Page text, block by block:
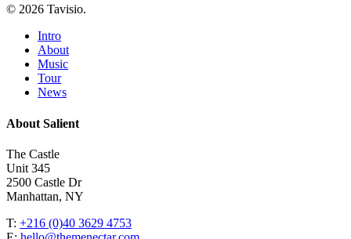
© 2026 Tavisio.
Close
Menu
Intro
About
Music
Tour
News
About Salient
The Castle
Unit 345
2500 Castle Dr
Manhattan, NY
T: +216 (0)40 3629 4753